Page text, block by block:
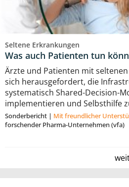
Seltene Erkrankungen
Was auch Patienten tun
Ärzte und Patienten mit
sich herausgefordert, die
systematisch Shared-Decision-
implementieren und Selbsthilfe
Sonderbericht | Mit freundlicher
forschender Pharma-Unternehmen (vfa)